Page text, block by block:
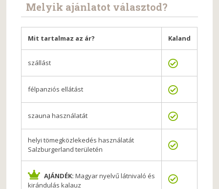
Melyik ajánlatot választod?
Mit tartalmaz az ár? Kaland
szállást
félpanziós ellátást
szauna használatát
helyi tömegközlekedés használatát
Salzburgerland területén
AJÁNDÉK: Magyar nyelvű látnivaló és
kirándulás kalauz